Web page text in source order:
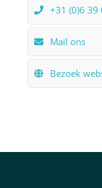
+31 (0)6 39
Mail ons
Bezoek